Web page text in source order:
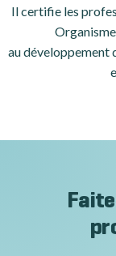
Il certifie les
au développement